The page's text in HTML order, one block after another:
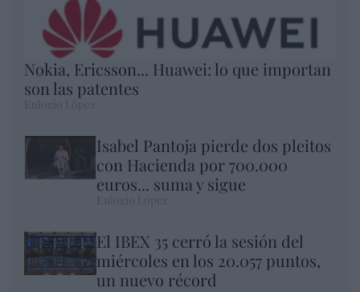
Nokia, Ericsson... Huawei: lo que importan
son las patentes
Isabel Pantoja pierde dos pleitos
con Hacienda por 700.000
euros... suma y sigue
El IBEX 35 cerró la sesión del
miércoles en los 20.057 puntos,
un nuevo récord